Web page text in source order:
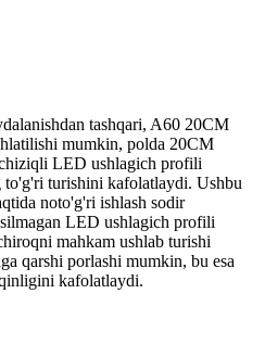
tashqari, A60 20CM
mumkin, polda 20CM
LED ushlagich profili
turishini kafolatlaydi. Ushbu
noto'g'ri ishlash sodir
LED ushlagich profili
mahkam ushlab turishi
qarshi porlashi mumkin, bu esa
kafolatlaydi.